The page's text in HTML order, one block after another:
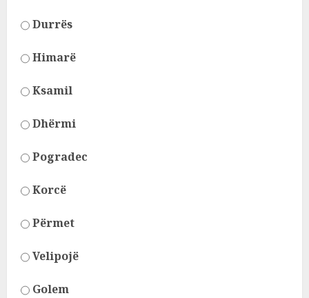
Durrës
Himarë
Ksamil
Dhërmi
Pogradec
Korcë
Përmet
Velipojë
Golem